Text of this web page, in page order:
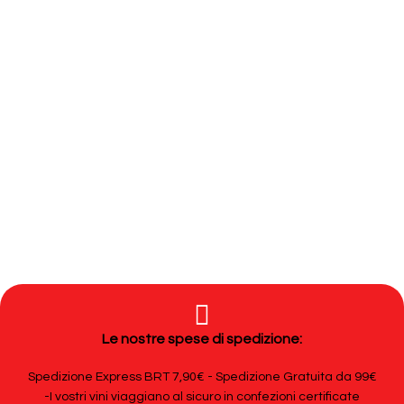
Le nostre spese di spedizione:
Spedizione Express BRT 7,90€ - Spedizione Gratuita da 99€
-I vostri vini viaggiano al sicuro in confezioni certificate